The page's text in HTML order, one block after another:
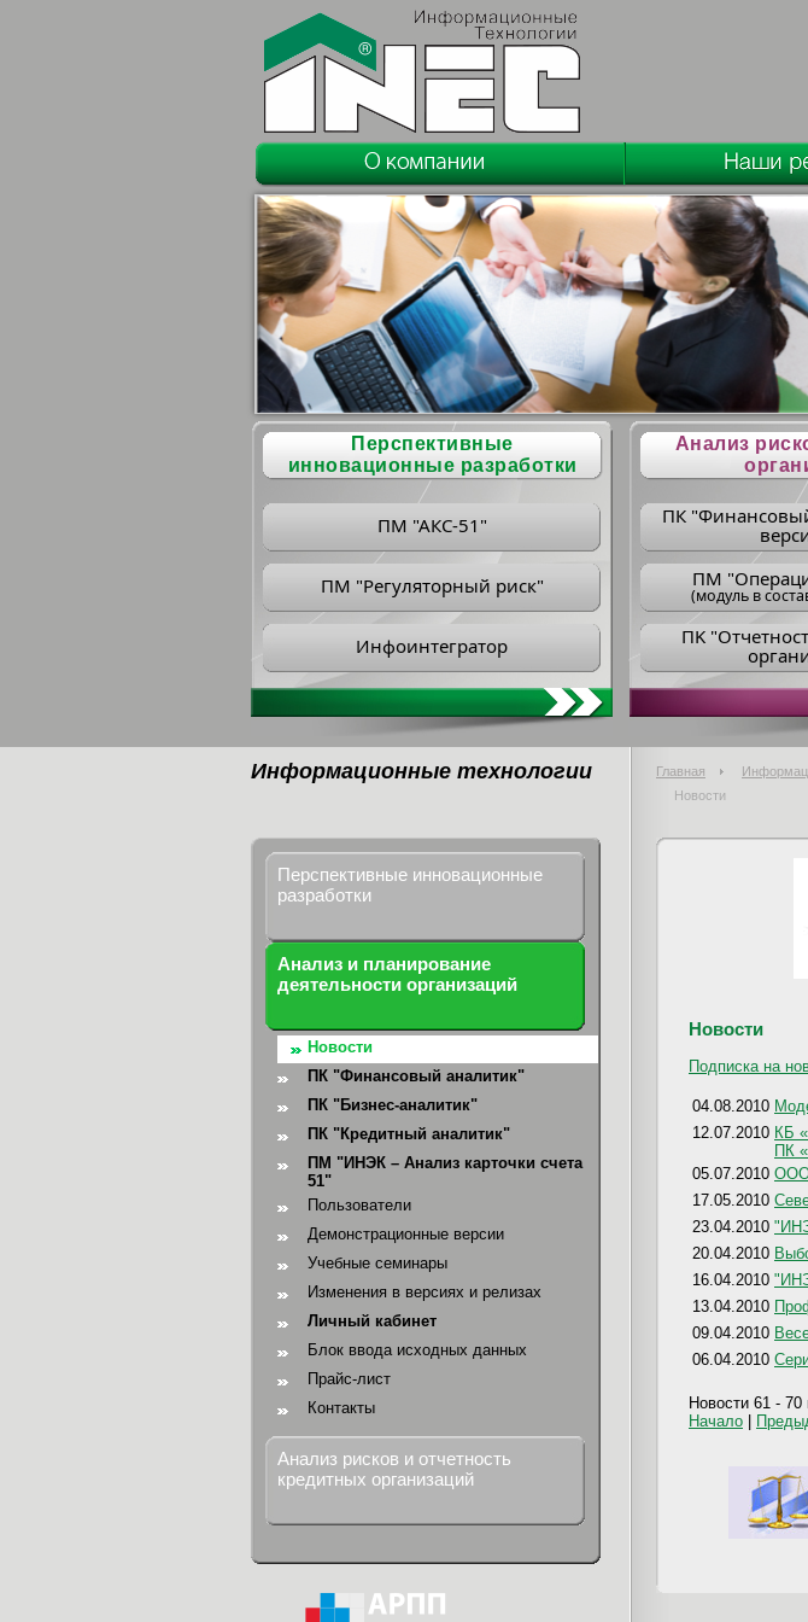
Перспективные
инновационные разработки
ПМ "АКС-51"
ПМ "Регуляторный риск"
Инфоинтегратор
Анализ
ПК
ПM
(модуль в
ПK
Информационные технологии Главная
Новости
Перспективные инновационные
разработки
Анализ и планирование
деятельности организаций
Новости
ПК "Финансовый аналитик"
ПК "Бизнес-аналитик"
ПК "Кредитный аналитик"
ПМ "ИНЭК – Анализ карточки счета
51"
Пользователи
Демонстрационные версии
Учебные семинары
Изменения в версиях и релизах
Личный кабинет
Блок ввода исходных данных
Прайс-лист
Контакты
Анализ рисков и отчетность
кредитных организаций
Новости
Подписка на
04.08.2010
12.07.2010 КБ
ПК
05.07.2010 ООО
17.05.2010
23.04.2010
20.04.2010
16.04.2010
13.04.2010
09.04.2010
06.04.2010
Новости 61 - 70
Начало